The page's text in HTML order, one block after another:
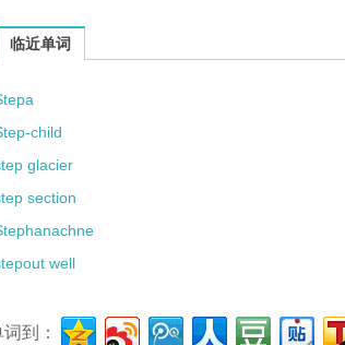
的相关资料：
临近单词
child
glacier
section
well
到：